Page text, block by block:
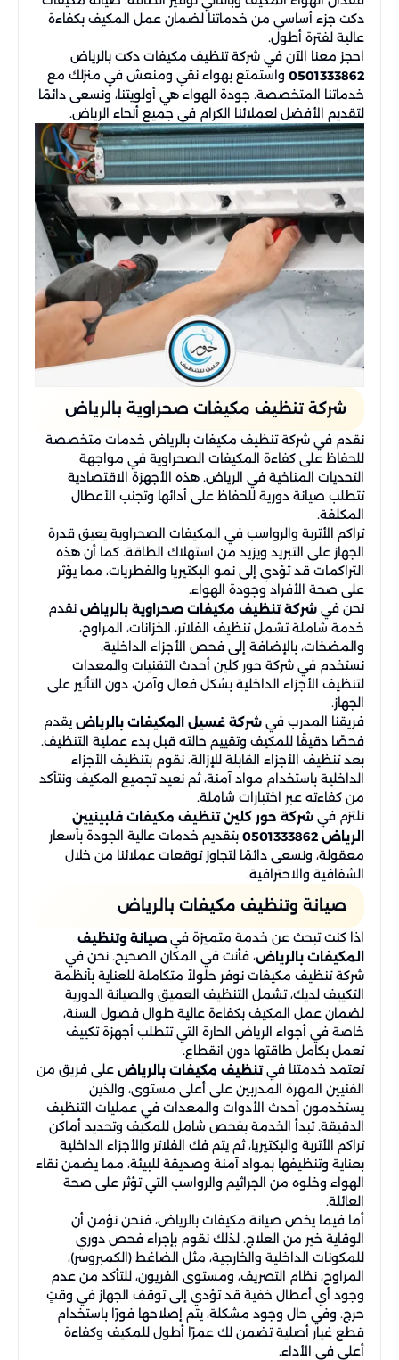
دكت جزء أساسي من خدماتنا لضمان عمل المكيف بكفاءة
عالية لفترة أطول.
احجز معنا الآن في شركة تنظيف مكيفات دكت بالرياض
0501333862 واستمتع بهواء نقي ومنعش في منزلك مع
خدماتنا المتخصصة. جودة الهواء هي أولويتنا، ونسعى دائمًا
لتقديم الأفضل لعملائنا الكرام في جميع أنحاء الرياض.
شركة تنظيف مكيفات صحراوية بالرياض
نقدم في شركة تنظيف مكيفات بالرياض خدمات متخصصة
للحفاظ على كفاءة المكيفات الصحراوية في مواجهة
التحديات المناخية في الرياض. هذه الأجهزة الاقتصادية
تتطلب صيانة دورية للحفاظ على أدائها وتجنب الأعطال
المكلفة.
تراكم الأتربة والرواسب في المكيفات الصحراوية يعيق قدرة
الجهاز على التبريد ويزيد من استهلاك الطاقة. كما أن هذه
التراكمات قد تؤدي إلى نمو البكتيريا والفطريات، مما يؤثر
على صحة الأفراد وجودة الهواء.
نحن في شركة تنظيف مكيفات صحراوية بالرياض نقدم
خدمة شاملة تشمل تنظيف الفلاتر، الخزانات، المراوح،
والمضخات، بالإضافة إلى فحص الأجزاء الداخلية.
نستخدم في شركة حور كلين أحدث التقنيات والمعدات
لتنظيف الأجزاء الداخلية بشكل فعال وآمن، دون التأثير على
الجهاز.
فريقنا المدرب في شركة غسيل المكيفات بالرياض يقدم
فحصًا دقيقًا للمكيف وتقييم حالته قبل بدء عملية التنظيف.
بعد تنظيف الأجزاء القابلة للإزالة، نقوم بتنظيف الأجزاء
الداخلية باستخدام مواد آمنة، ثم نعيد تجميع المكيف ونتأكد
من كفاءته عبر اختبارات شاملة.
نلتزم في شركة حور كلين تنظيف مكيفات فلبينيين
الرياض 0501333862
بتقديم خدمات عالية الجودة بأسعار
معقولة، ونسعى دائمًا لتجاوز توقعات عملائنا من خلال
الشفافية والاحترافية.
صيانة وتنظيف مكيفات​ بالرياض
اذا كنت تبحث عن خدمة متميزة في صيانة وتنظيف
المكيفات بالرياض، فأنت في المكان الصحيح. نحن في
شركة تنظيف مكيفات نوفر حلولاً متكاملة للعناية بأنظمة
التكييف لديك، تشمل التنظيف العميق والصيانة الدورية
لضمان عمل المكيف بكفاءة عالية طوال فصول السنة،
خاصة في أجواء الرياض الحارة التي تتطلب أجهزة تكييف
تعمل بكامل طاقتها دون انقطاع.
تعتمد خدمتنا فيتنظيف مكيفات بالرياض على فريق من
الفنيين المهرة المدربين على أعلى مستوى، والذين
يستخدمون أحدث الأدوات والمعدات في عمليات التنظيف
الدقيقة. تبدأ الخدمة بفحص شامل للمكيف وتحديد أماكن
تراكم الأتربة والبكتيريا، ثم يتم فك الفلاتر والأجزاء الداخلية
بعناية وتنظيفها بمواد آمنة وصديقة للبيئة، مما يضمن نقاء
الهواء وخلوه من الجراثيم والرواسب التي تؤثر على صحة
العائلة.
أما فيما يخص صيانة مكيفات بالرياض، فنحن نؤمن أن
الوقاية خير من العلاج. لذلك نقوم بإجراء فحص دوري
للمكونات الداخلية والخارجية، مثل الضاغط (الكمبروسر)،
المراوح، نظام التصريف، ومستوى الفريون، للتأكد من عدم
وجود أي أعطال خفية قد تؤدي إلى توقف الجهاز في وقتٍ
حرج. وفي حال وجود مشكلة، يتم إصلاحها فورًا باستخدام
قطع غيار أصلية تضمن لك عمرًا أطول للمكيف وكفاءة
أعلى في الأداء.